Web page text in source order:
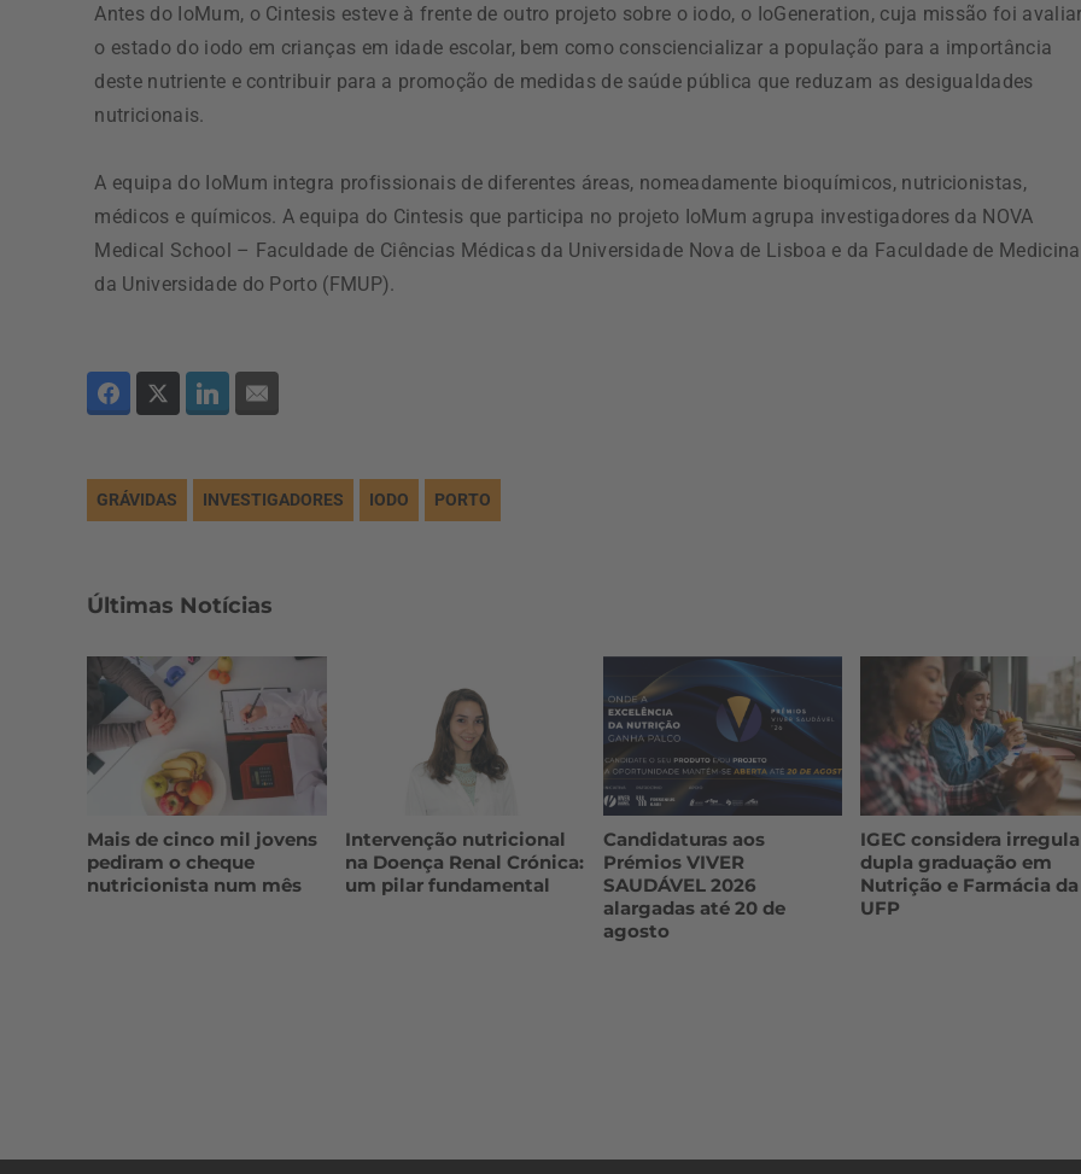
Antes do IoMum, o Cintesis esteve à frente de outro projeto sobre o iodo, o IoGeneration, cuja missão foi
o estado do iodo em crianças em idade escolar, bem como consciencializar a população para a importância
deste nutriente e contribuir para a promoção de medidas de saúde pública que reduzam as desigualdades
nutricionais.
A equipa do IoMum integra profissionais de diferentes áreas, nomeadamente bioquímicos, nutricionistas,
médicos e químicos. A equipa do Cintesis que participa no projeto IoMum agrupa investigadores da NOVA
Medical School – Faculdade de Ciências Médicas da Universidade Nova de Lisboa e da Faculdade de Medicina
da Universidade do Porto (FMUP).
GRÁVIDAS INVESTIGADORES IODO PORTO
Últimas Notícias
Mais de cinco mil jovens
pediram o cheque
nutricionista num mês
Intervenção nutricional
na Doença Renal Crónica:
um pilar fundamental
Candidaturas aos
Prémios VIVER
SAUDÁVEL 2026
alargadas até 20 de
agosto
IGEC considera
dupla graduação em
Nutrição e Farmácia da
UFP